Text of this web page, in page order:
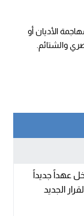
الأديان أو
والشتائم.
عهداً جديداً
الجديد